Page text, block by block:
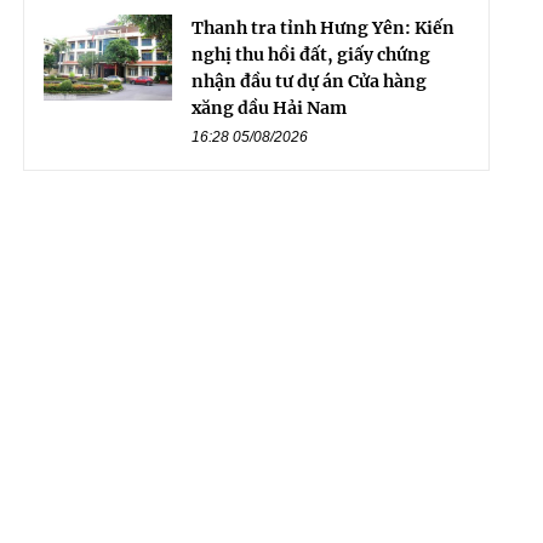
Thanh tra tỉnh Hưng Yên: Kiến
nghị thu hồi đất, giấy chứng
nhận đầu tư dự án Cửa hàng
xăng dầu Hải Nam
16:28 05/08/2026